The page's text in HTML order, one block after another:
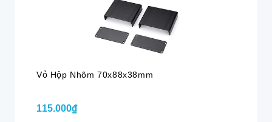
Vỏ Hộp Nhôm 70x88x38mm
115.000₫